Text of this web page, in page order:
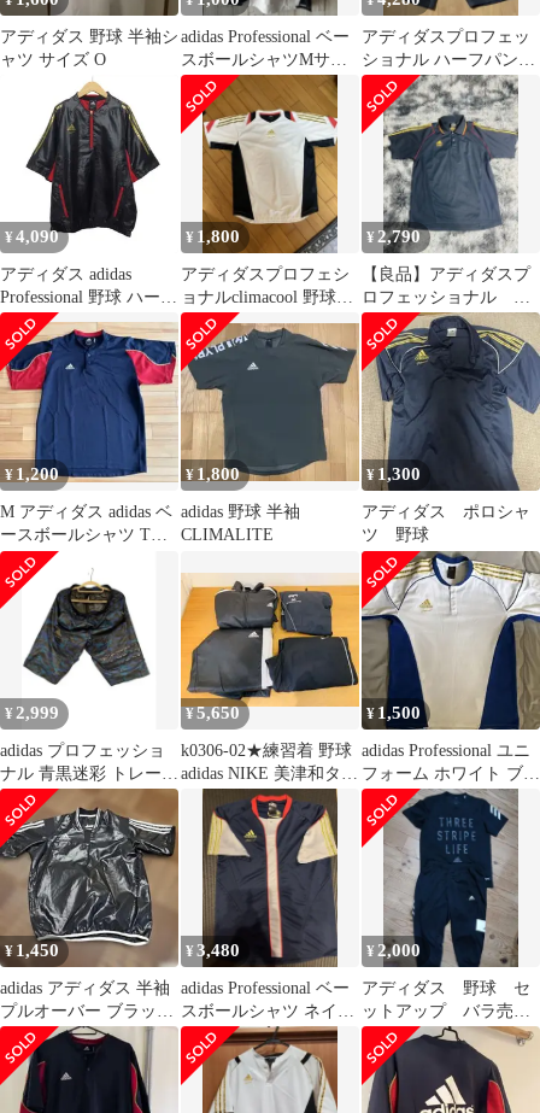
アディダス 野球 半袖シ
ャツ サイズ O
adidas Professional ベー
スボールシャツMサイ
ズ
アディダスプロフェッ
ショナル ハーフパンツ
ピステ ウィンドブレー
カー 七分丈
¥ 4,090
アディダス adidas
Professional 野球 ハーフ
ジップ 半袖ウィンドブ
レーカー Vジャン L 黒
ブラック
¥ 1,800
アディダスプロフェシ
ョナルclimacool 野球
スポーツTシャツ Lサ
イズ
¥ 2,790
【良品】アディダスプ
ロフェッショナル ポ
ロシャツ サイズO
#0011
¥ 1,200
M アディダス adidas ベ
ースボールシャツ Tシ
ャツ 野球 練習着 紺 赤
¥ 1,800
adidas 野球 半袖
CLIMALITE
¥ 1,300
アディダス ポロシャ
ツ 野球
¥ 2,999
adidas プロフェッショ
ナル 青黒迷彩 トレーニ
ング用ハーフパンツ L
¥5,650
k0306-02★練習着 野球
adidas NIKE 美津和タイ
ガー Mサイズ
¥ 1,500
adidas Professional ユニ
フォーム ホワイト ブル
ー L
¥ 1,450
adidas アディダス 半袖
プルオーバー ブラック
Mサイズ
¥3,480
adidas Professional ベー
スボールシャツ ネイビ
ー Mサイズ
¥ 2,000
アディダス 野球 セ
ットアップ バラ売り
可